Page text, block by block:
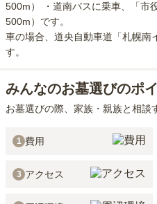
500m） ・道南バスに乗車、「市
500m） です。
車の場合、道央自動車道「札幌南
す。
みんなのお墓選びのポ
お墓選びの際、家族・親族と相談
1 費用
3 アクセス